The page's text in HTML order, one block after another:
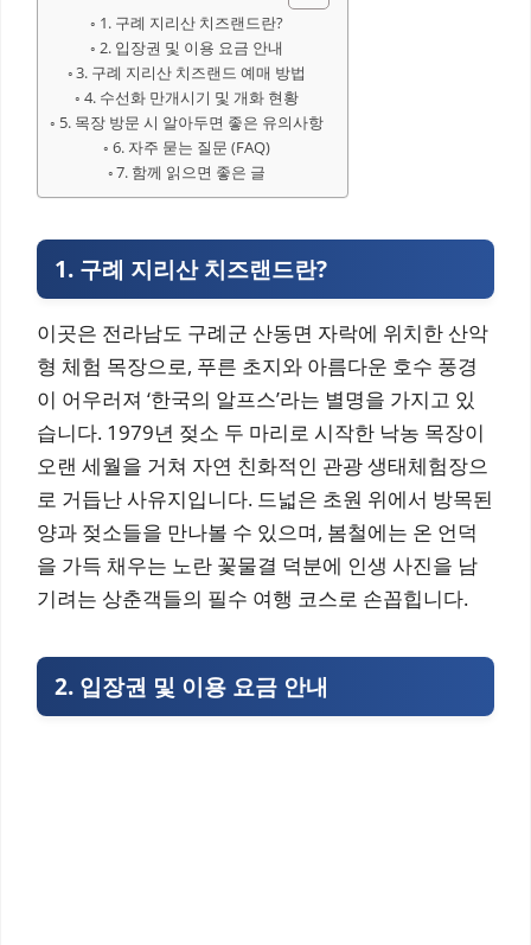
1. 구례 지리산 치즈랜드란?
2. 입장권 및 이용 요금 안내
3. 구례 지리산 치즈랜드 예매 방법
4. 수선화 만개시기 및 개화 현황
5. 목장 방문 시 알아두면 좋은 유의사항
6. 자주 묻는 질문 (FAQ)
7. 함께 읽으면 좋은 글
1. 구례 지리산 치즈랜드란?
이곳은 전라남도 구례군 산동면 자락에 위치한 산악
형 체험 목장으로, 푸른 초지와 아름다운 호수 풍경
이 어우러져 ‘한국의 알프스’라는 별명을 가지고 있
습니다. 1979년 젖소 두 마리로 시작한 낙농 목장이
오랜 세월을 거쳐 자연 친화적인 관광 생태체험장으
로 거듭난 사유지입니다. 드넓은 초원 위에서 방목된
양과 젖소들을 만나볼 수 있으며, 봄철에는 온 언덕
을 가득 채우는 노란 꽃물결 덕분에 인생 사진을 남
기려는 상춘객들의 필수 여행 코스로 손꼽힙니다.
2. 입장권 및 이용 요금 안내